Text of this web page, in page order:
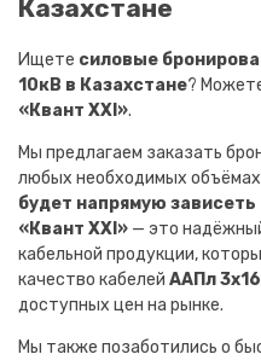
Казахстане
Ищете силовые
10кВ в Казахстане?
«Квант XXI».
Мы предлагаем заказать
любых необходимых
будет напрямую зависеть
«Квант XXI» — это
кабельной продукции,
качество кабелей ААПл
доступных цен на рынке.
Мы также позаботились о